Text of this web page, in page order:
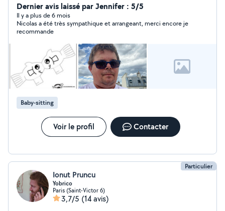
Dernier avis laissé par Jennifer : 5/5
Il y a plus de 6 mois
Nicolas a été très sympathique et arrangeant, merci encore je
recommande
Baby-sitting
Voir le profil Contacter
Particulier
Ionut Pruncu
Yobrico
Paris (Saint-Victor 6)
3,7/5 (14 avis)